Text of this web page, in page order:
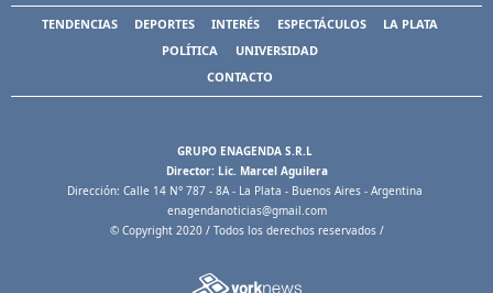
TENDENCIAS DEPORTES INTERÉS ESPECTÁCULOS
LA PLATA
POLÍTICA
UNIVERSIDAD
CONTACTO
GRUPO ENAGENDA S.R.L
Director: Lic. Marcel Aguilera
Dirección: Calle 14 N° 787 - 8A - La Plata - Buenos Aires - Argentina
enagendanoticias@gmail.com
© Copyright 2020 / Todos los derechos reservados /